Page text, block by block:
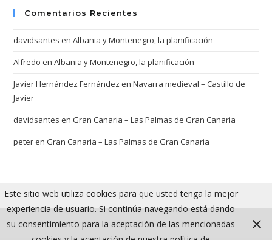
Comentarios Recientes
davidsantes enAlbania y Montenegro, la planificación
Alfredo enAlbania y Montenegro, la planificación
Javier Hernández Fernández enNavarra medieval – Castillo de
Javier
davidsantes enGran Canaria – Las Palmas de Gran Canaria
peterenGran Canaria – Las Palmas de Gran Canaria
Este sitio web utiliza cookies para que usted tenga la mejor
experiencia de usuario. Si continúa navegando está dando
su consentimiento para la aceptación de las mencionadas